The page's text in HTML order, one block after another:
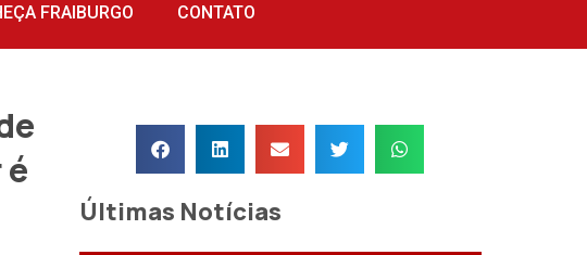
FRAIBURGO CONTATO
Últimas Notícias